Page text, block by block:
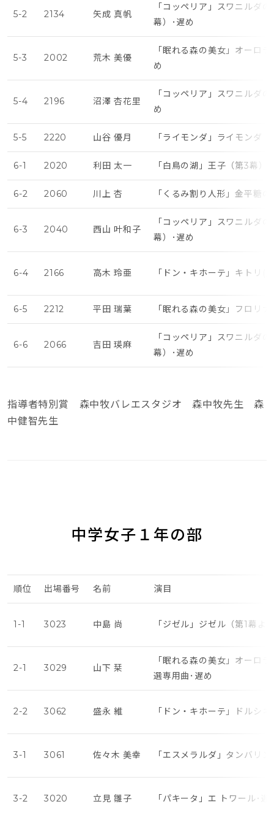
5-2 2134 矢成 真帆
「コッペリア」スワニルダ
幕）･遅め
5-3 2002 荒木 美優
「眠れる森の美女」オーロ
め
5-4 2196 沼澤 杏花里
「コッペリア」スワニルダ
め
5-5 2220 山谷 優月 「ライモンダ」ライモンダ
6-1 2020 利田 太一 「白鳥の湖」王子（第3幕）
6-2 2060 川上 杏 「くるみ割り人形」金平糖
6-3 2040 西山 叶和子
「コッペリア」スワニルダ
幕）･遅め
6-4 2166 高木 玲亜 「ドン・キホーテ」キトリ(
6-5 2212 平田 瑞葉 「眠れる森の美女」フロリ
6-6 2066 吉田 瑛麻
「コッペリア」スワニルダ
幕）･遅め
指導者特別賞 森中牧バレエスタジオ 森中牧先生 森
中健智先生
中学女子１年の部
順位 出場番号 名前 演目
1-1 3023 中島 尚 「ジゼル」ジゼル（第1幕よ
2-1 3029 山下 栞
「眠れる森の美女」オーロ
選専用曲･遅め
2-2 3062 盛永 維 「ドン・キホーテ」ドルシ
3-1 3061 佐々木 美幸 「エスメラルダ」タンバリ
3-2 3020 立見 雛子 「パキータ」エ トワール･遅